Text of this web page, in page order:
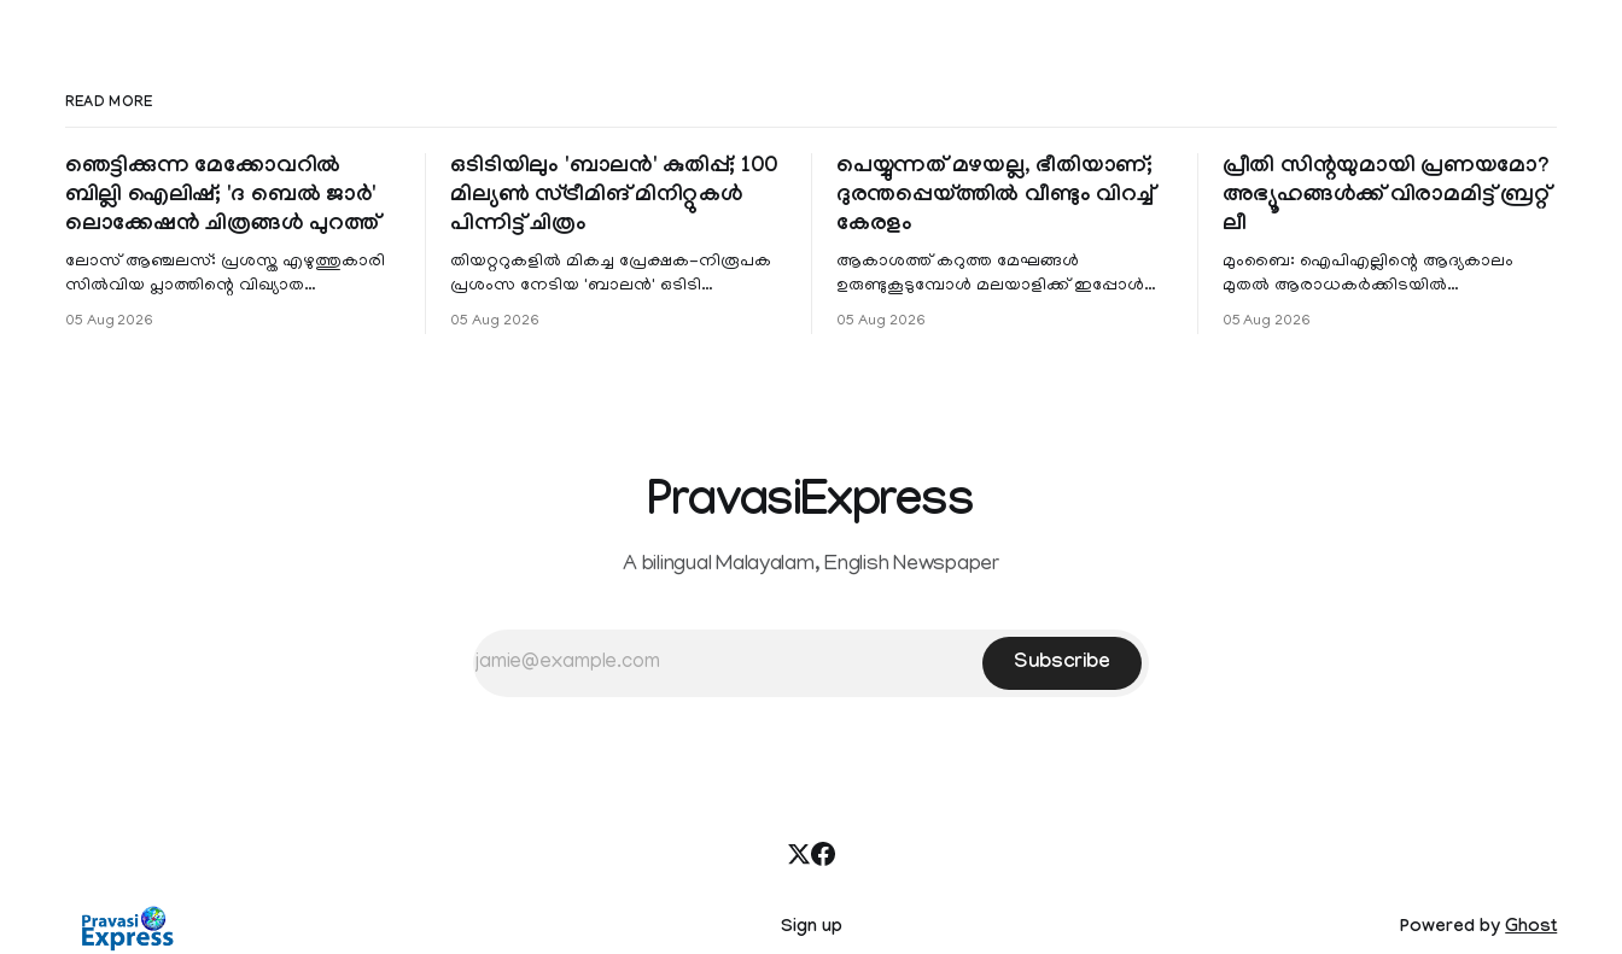
READ MORE
ഞെട്ടിക്കുന്ന മേക്കോവറിൽ
ബില്ലി ഐലിഷ്; 'ദ ബെൽ ജാർ'
ലൊക്കേഷൻ ചിത്രങ്ങൾ പുറത്ത്
ലോസ് ആഞ്ചലസ്: പ്രശസ്ത എഴുത്തുകാരി
സിൽവിയ പ്ലാത്തിന്റെ വിഖ്യാത
ബെൽ ജാർ' എന്ന ചിത്രത്തി
05 Aug 2026
ഒടിടിയിലും 'ബാലൻ' കുതിപ്പ്; 100
മില്യൺ സ്ട്രീമിങ് മിനിറ്റുകൾ
പിന്നിട്ട് ചിത്രം
തിയറ്ററുകളിൽ മികച്ച പ്രേക്ഷക-നിരൂപക
പ്രശംസ നേടിയ 'ബാലൻ' ഒടിടി
തുടരുന്നു. സീ5-ൽ
05 Aug 2026
പെയ്യുന്നത് മഴയല്ല, ഭീതിയാണ്;
ദുരന്തപ്പെയ്ത്തിൽ വീണ്ടും വിറച്ച്
കേരളം
ആകാശത്ത് കറുത്ത മേഘങ്ങൾ
ഉരുണ്ടുകൂടുമ്പോൾ മലയാളിക്ക് ഇപ്പോൾ
വിറയലാണ്. മഴ ഒരുകാലത്ത്
05 Aug 2026
പ്രീതി സിന്റയുമായി പ്രണയമോ?
അഭ്യൂഹങ്ങൾക്ക് വിരാമമിട്ട് ബ്രറ്റ്
ലീ
മുംബൈ: ഐപിഎല്ലിന്റെ ആദ്യകാലം
മുതൽ ആരാധകർക്കിടയിൽ
പ്രണയ അഭ്യൂഹങ്ങൾ തള്ളി മുൻ
05 Aug 2026
PravasiExpress
A bilingual Malayalam, English Newspaper
Subscribe
Sign up Powered byGhost